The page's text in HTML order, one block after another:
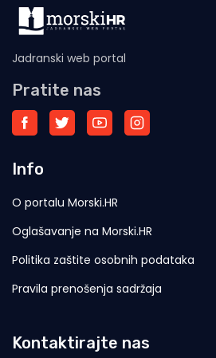
Jadranski web portal
Pratite nas
Info
O portalu Morski.HR
Oglašavanje na Morski.HR
Politika zaštite osobnih podataka
Pravila prenošenja sadržaja
Kontaktirajte nas